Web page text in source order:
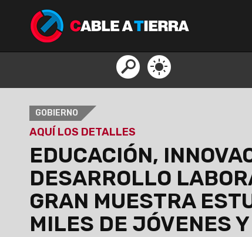
GOBIERNO
AQUÍ LOS DETALLES
EDUCACIÓN,
DESARROLLO
GRAN MUESTRA
MILES DE JÓVENES